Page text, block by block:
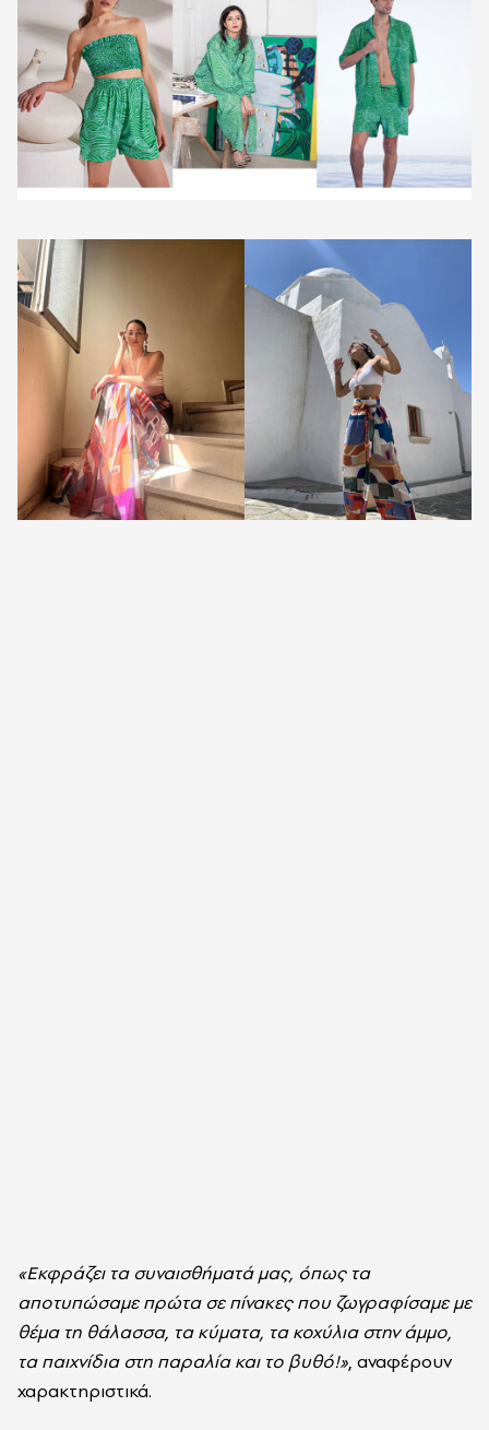
«Εκφράζει τα συναισθήματά μας, όπως τα
αποτυπώσαμε πρώτα σε πίνακες που ζωγραφίσαμε με
θέμα τη θάλασσα, τα κύματα, τα κοχύλια στην άμμο,
τα παιχνίδια στη παραλία και το βυθό!», αναφέρουν
χαρακτηριστικά.